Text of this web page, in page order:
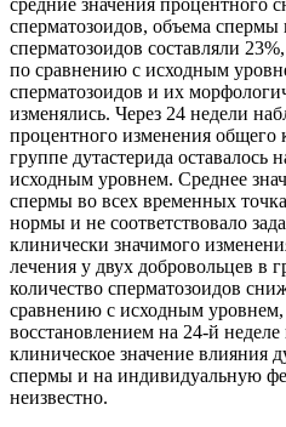
средние значения процентного
сперматозоидов, объема спермы
сперматозоидов составляли
по сравнению с исходным
сперматозоидов и их
изменялись. Через 24 недели
процентного изменения общего
группе дутастерида
исходным уровнем. Среднее
спермы во всех временных
нормы и не соответствовало
клинически значимого
лечения у двух добровольцев в
количество сперматозоидов
сравнению с исходным
восстановлением на 24-й
клиническое значение влияния
спермы и на индивидуальную
неизвестно.